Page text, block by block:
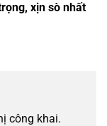
xịn sò nhất
công khai.